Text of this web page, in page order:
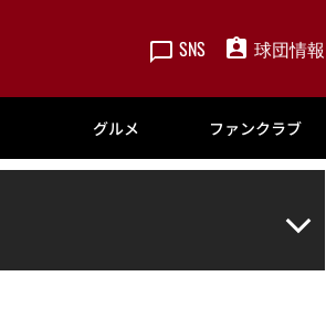
SNS 球団情報
グルメ ファンクラブ